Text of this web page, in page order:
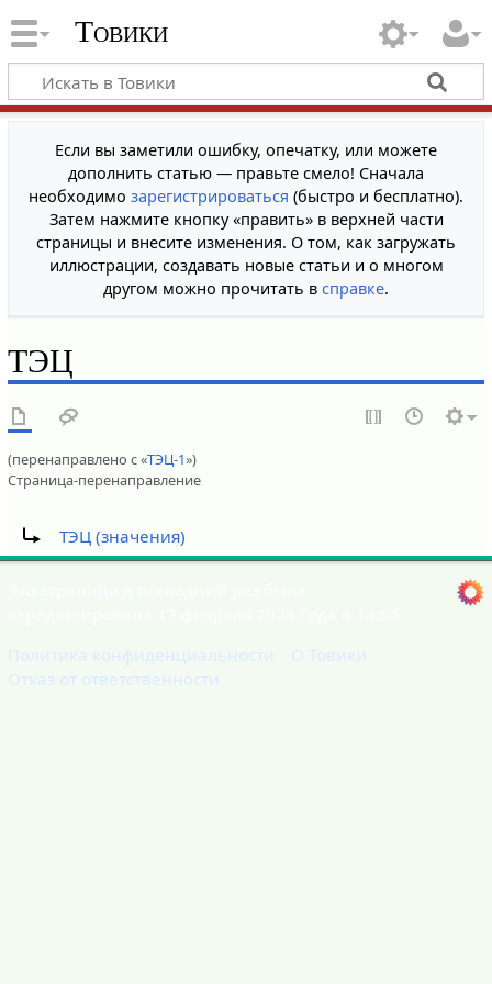
Товики
Если вы заметили ошибку, опечатку, или можете
дополнить статью — правьте смело! Сначала
необходимо зарегистрироваться (быстро и бесплатно).
Затем нажмите кнопку «править» в верхней части
страницы и внесите изменения. О том, как загружать
иллюстрации, создавать новые статьи и о многом
другом можно прочитать в справке.
ТЭЦ
(перенаправлено с «ТЭЦ-1»)
Страница-перенаправление
ТЭЦ (значения)